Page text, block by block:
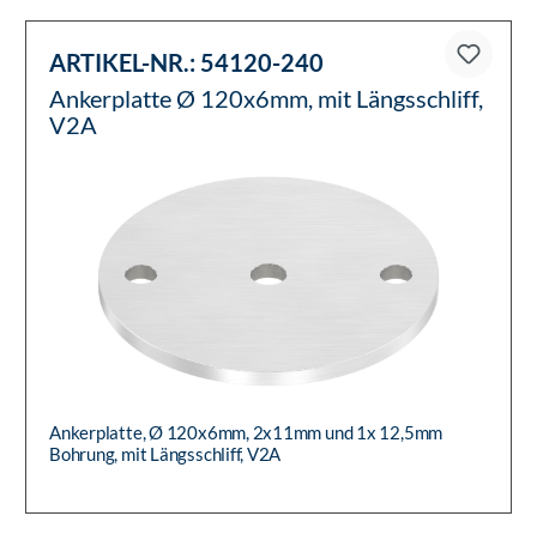
ARTIKEL-NR.: 54120-240
Ankerplatte Ø 120x6mm, mit Längsschliff,
V2A
Ankerplatte, Ø 120x6mm, 2x11mm und 1x 12,5mm
Bohrung, mit Längsschliff, V2A